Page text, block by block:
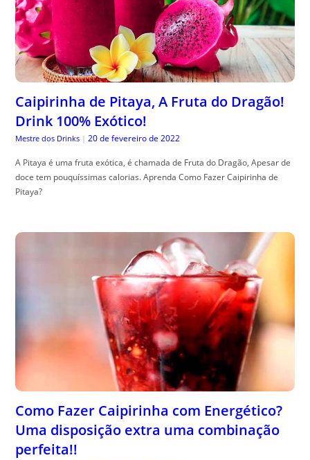
Caipirinha de Pitaya, A Fruta do Dragão!
Drink 100% Exótico!
Mestre dos Drinks | 20 de fevereiro de 2022
A Pitaya é uma fruta exótica, é chamada de Fruta do Dragão, Apesar de
doce tem pouquíssimas calorias. Aprenda Como Fazer Caipirinha de
Pitaya?
Como Fazer Caipirinha com Energético?
Uma disposição extra uma combinação
perfeita!!